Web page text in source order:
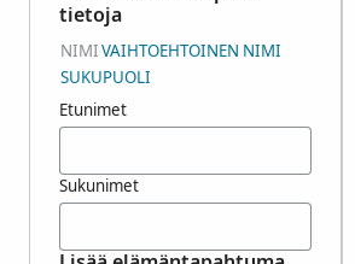
tietoja
NIMIVAIHTOEHTOINEN NIMI
SUKUPUOLI
Etunimet
Sukunimet